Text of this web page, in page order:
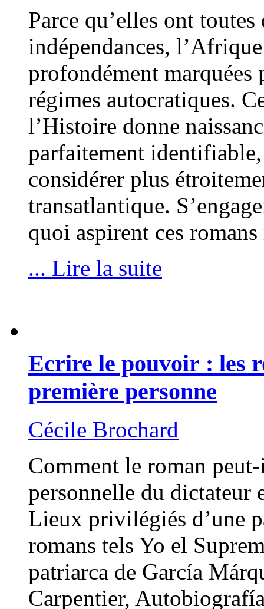
Parce qu’elles ont
indépendances,
profondément marquées
régimes autocratiques.
l’Histoire donne
parfaitement
considérer plus
transatlantique.
quoi aspirent ces
... Lire la suite
Ecrire le pouvoir : les
première personne
Cécile Brochard
Comment le roman
personnelle du dictateur
Lieux privilégiés d’une
romans tels Yo el
patriarca de García
Carpentier,